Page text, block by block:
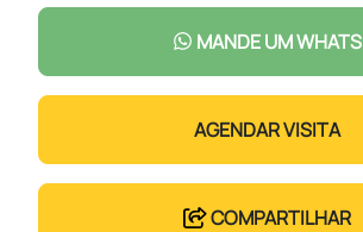
MANDE UM WHATS
AGENDAR VISITA
COMPARTILHAR